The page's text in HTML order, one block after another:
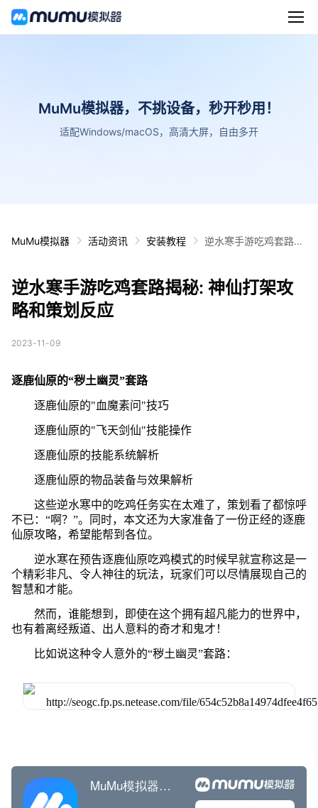
MuMu模拟器，不挑设备，秒开秒用！
适配Windows/macOS，高清大屏，自由多开
MuMu模拟器 活动资讯 安装教程
逆水寒手游吃鸡套路揭
逆水寒手游吃鸡套路揭秘: 神仙打架攻
略和策划反应
2023-11-09
逐鹿仙原的“秽土幽灵”套路
逐鹿仙原的"血魔素问"技巧
逐鹿仙原的"飞天剑仙"技能操作
逐鹿仙原的技能系统解析
逐鹿仙原的物品装备与效果解析
这些逆水寒中的吃鸡任务实在太难了，策划看了都惊呼
不已：“啊？”。同时，本文还为大家准备了一份正经的逐鹿
仙原攻略，希望能帮到各位。
逆水寒在预告逐鹿仙原吃鸡模式的时候早就宣称这是一
个精彩非凡、令人神往的玩法，玩家们可以尽情展现自己的
智慧和才能。
然而，谁能想到，即使在这个拥有超凡能力的世界中，
也有着离经叛道、出人意料的奇才和鬼才！
比如说这种令人意外的“秽土幽灵”套路：